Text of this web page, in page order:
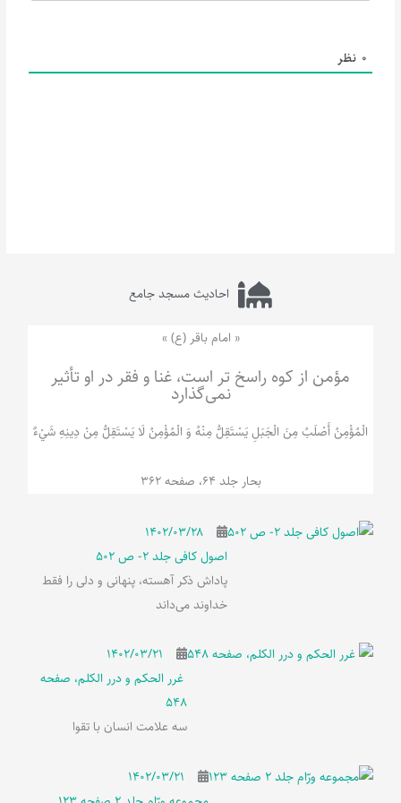
0 نظر
احادیث مسجد جامع
« امام باقر (ع) »
مؤمن از کوه راسخ تر است، غنا و فقر در او تأثیر
نمی‌گذارد
الْمُؤْمِنُ‌ أَصْلَبُ‌ مِنَ‌ الْجَبَلِ‌ یَسْتَقِلُّ مِنْهُ وَ الْمُؤْمِنُ لَا يَسْتَقِلُّ مِنْ دِينِهِ شَيْ‌ءٌ
بحار جلد 64، صفحه 362
۱۴۰۲/۰۳/۲۸
اصول کافی جلد 2- ص 502
پاداش ذکر آهسته، پنهانی و دلی را فقط
خداوند می‌داند
۱۴۰۲/۰۳/۲۱
غرر الحکم و درر الکلم، صفحه
548
سه علامت انسان با تقوا
۱۴۰۲/۰۳/۲۱